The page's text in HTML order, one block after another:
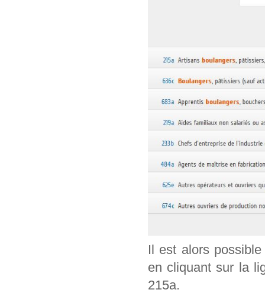
Il est alors
en cliquant sur la
215a.